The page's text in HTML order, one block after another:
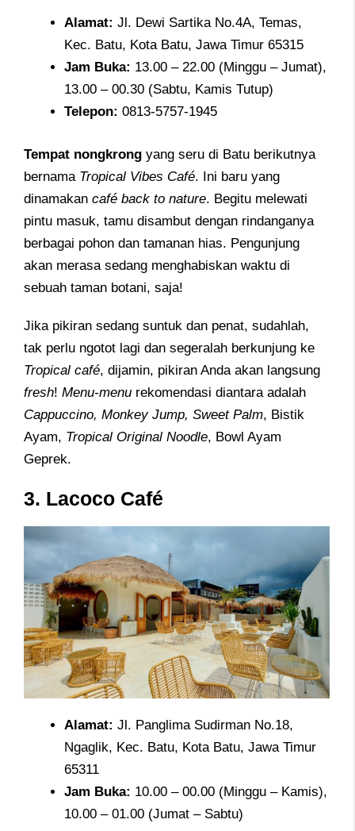
Alamat: Jl. Dewi Sartika No.4A, Temas,
Kec. Batu, Kota Batu, Jawa Timur 65315
Jam Buka: 13.00 – 22.00 (Minggu – Jumat),
13.00 – 00.30 (Sabtu, Kamis Tutup)
Telepon: 0813-5757-1945
Tempat nongkrong yang seru di Batu berikutnya
bernama Tropical Vibes Café. Ini baru yang
dinamakan café back to nature. Begitu melewati
pintu masuk, tamu disambut dengan rindanganya
berbagai pohon dan tamanan hias. Pengunjung
akan merasa sedang menghabiskan waktu di
sebuah taman botani, saja!
Jika pikiran sedang suntuk dan penat, sudahlah,
tak perlu ngotot lagi dan segeralah berkunjung ke
Tropical café, dijamin, pikiran Anda akan langsung
fresh! Menu-menu rekomendasi diantara adalah
Cappuccino, Monkey Jump, Sweet Palm, Bistik
Ayam, Tropical Original Noodle, Bowl Ayam
Geprek.
3. Lacoco Café
Alamat: Jl. Panglima Sudirman No.18,
Ngaglik, Kec. Batu, Kota Batu, Jawa Timur
65311
Jam Buka: 10.00 – 00.00 (Minggu – Kamis),
10.00 – 01.00 (Jumat – Sabtu)